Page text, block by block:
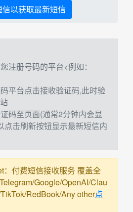
信以获取最新短信
注册号码的平台<例如：
平台点击接收验证码,此时验
码至页面(通常2分钟内会显
点击刷新按钮显示最新短信内
：付费短信接收服务 覆盖全
Google/OpenAI/Clau
RedBook/Any other点